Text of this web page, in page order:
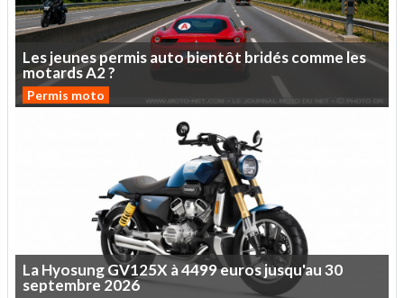
Lesjeunespermisautobientôt bridéscommeles
motardsA2?
Permis moto
LaHyosungGV125X à4499eurosjusqu'au30
septembre2026